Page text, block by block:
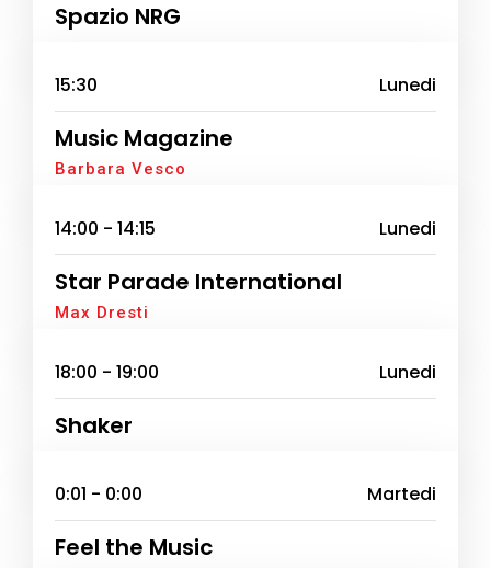
Spazio NRG
15:30 Lunedi
Music Magazine
Barbara Vesco
14:00 - 14:15 Lunedi
Star Parade International
Max Dresti
18:00 - 19:00 Lunedi
Shaker
0:01 - 0:00 Martedi
Feel the Music